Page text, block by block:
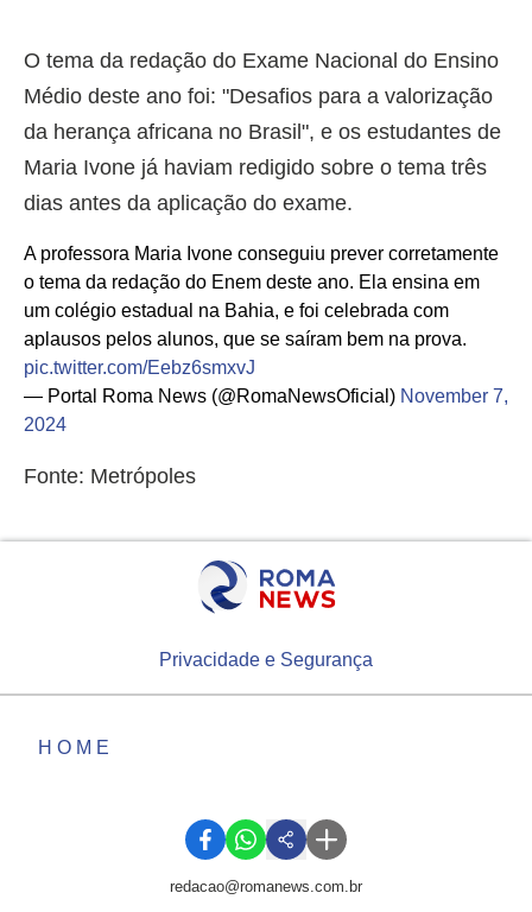
O tema da redação do Exame Nacional do Ensino
Médio deste ano foi: "Desafios para a valorização
da herança africana no Brasil", e os estudantes de
Maria Ivone já haviam redigido sobre o tema três
dias antes da aplicação do exame.
A professora Maria Ivone conseguiu prever corretamente
o tema da redação do Enem deste ano. Ela ensina em
um colégio estadual na Bahia, e foi celebrada com
aplausos pelos alunos, que se saíram bem na prova.
pic.twitter.com/Eebz6smxvJ
— Portal Roma News (@RomaNewsOficial) November 7,
2024
Fonte: Metrópoles
Privacidade e Segurança
HOME
redacao@romanews.com.br